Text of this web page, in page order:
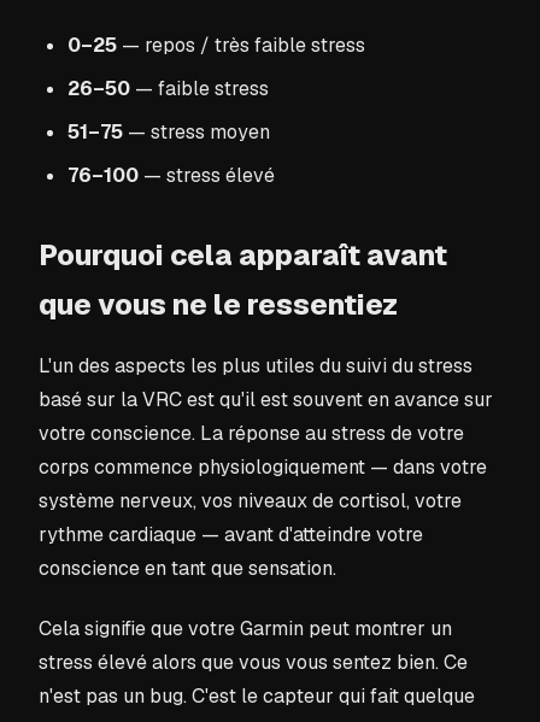
0–25 — repos / très faible stress
26–50 — faible stress
51–75 — stress moyen
76–100 — stress élevé
Pourquoi cela apparaît avant
que vous ne le ressentiez
L'un des aspects les plus utiles du suivi du stress
basé sur la VRC est qu'il est souvent en avance sur
votre conscience. La réponse au stress de votre
corps commence physiologiquement — dans votre
système nerveux, vos niveaux de cortisol, votre
rythme cardiaque — avant d'atteindre votre
conscience en tant que sensation.
Cela signifie que votre Garmin peut montrer un
stress élevé alors que vous vous sentez bien. Ce
n'est pas un bug. C'est le capteur qui fait quelque